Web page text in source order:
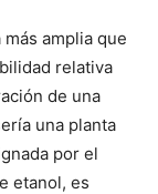
amplia que
relativa
de una
una planta
por el
etanol, es